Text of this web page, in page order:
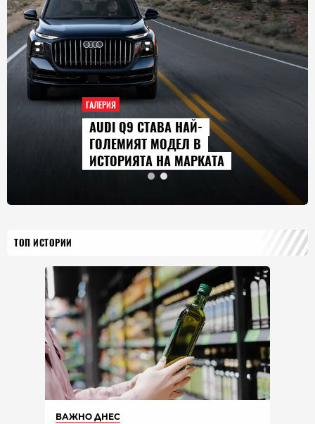
Q9 СТАВА НАЙ-
МОДЕЛ В
НА МАРКАТА
ТОП ИСТОРИИ
ВАЖНО ДНЕС